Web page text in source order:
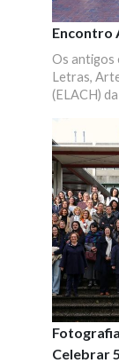
Encontro
Os antigos
Letras,
(ELACH)
partilha,
Celebrar